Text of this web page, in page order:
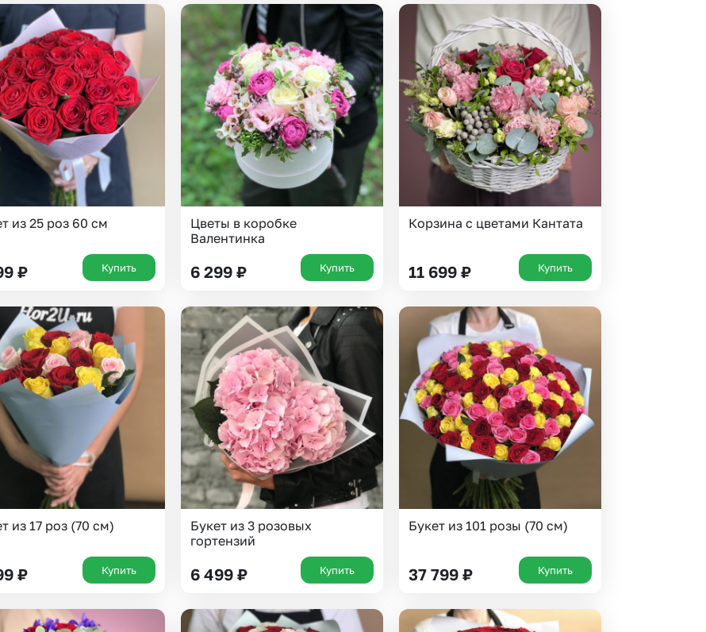
из 25 роз 60 см
₽ Купить
Цветы в коробке
Валентинка
6 299 ₽ Купить
Корзина с цветами Кантата
11 699 ₽ Купить
из 17 роз (70 см)
₽ Купить
Букет из 3 розовых
гортензий
6 499 ₽ Купить
Букет из 101 розы (70 см)
37 799 ₽ Купить